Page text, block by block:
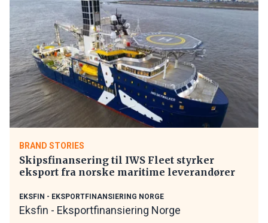
BRAND STORIES
Skipsfinansering til IWS Fleet styrker
eksport fra norske maritime leverandører
EKSFIN - EKSPORTFINANSIERING NORGE
Eksfin - Eksportfinansiering Norge